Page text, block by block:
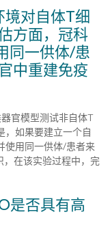
境对自体T细
方面，冠科
同一供体/患
中重建免疫
官模型测试非自体T
，如果要建立一个自
使用同一供体/患者来
，在该实验过程中，完
是否具有高